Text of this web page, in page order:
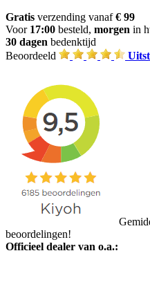
Gratis verzending vanaf€ 99
Voor 17:00 besteld, morgen in
30 dagen bedenktijd
Beoordeeld
beoordelingen!
Officieel dealer van o.a.: